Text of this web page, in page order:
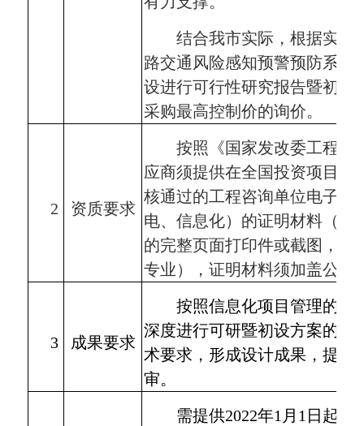
结合我市实际，根据实际
路交通风险感知预警预防系统
设进行可行性研究报告暨初步
采购最高控制价的询价。
2 资质要求
按照《国家发改委工程咨
应商须提供在全国投资项目在
核通过的工程咨询单位电子、
电、信息化）的证明材料（提
的完整页面打印件或截图，打
专业），证明材料须加盖公章
3 成果要求
按照信息化项目管理的相
深度进行可研暨初设方案的编
术要求，形成设计成果，提交
审。
需提供2022年1月 1 日起所